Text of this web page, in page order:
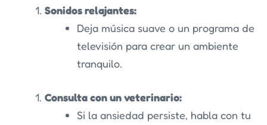
Sonidos relajantes:
Deja música suave o un programa de
televisión para crear un ambiente
tranquilo.
Consulta con un veterinario:
Si la ansiedad persiste, habla con tu